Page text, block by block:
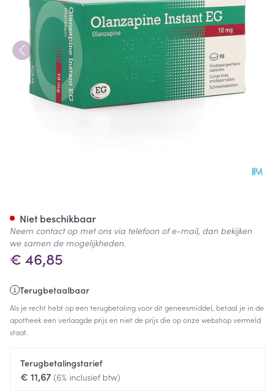
€ 46,85
Terugbetaalbaar
Als je recht hebt op een terugbetaling voor dit geneesmiddel, betaal je in de
apotheek een verlaagde prijs en niet de prijs die op onze webshop vermeld
staat.
Terugbetalingstarief
€ 11,67 (6% inclusief btw)
Niet beschikbaar
Neem contact op met ons via telefoon of e-mail, dan bekijken
we samen de mogelijkheden.